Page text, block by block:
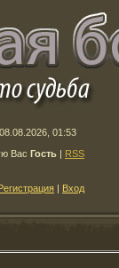
01:53
Вас Гость | RSS
| Вход